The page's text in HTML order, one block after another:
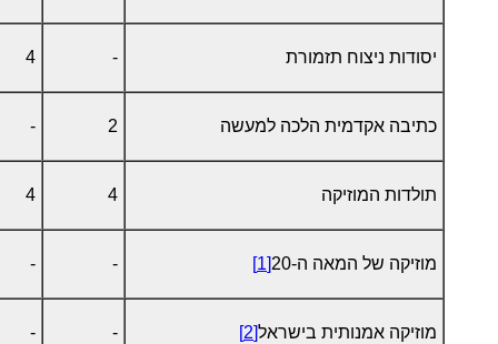
יסודות ניצוח תזמורת -
4
כתיבה אקדמית הלכה למעשה 2
-
תולדות המוזיקה 4
4
מוזיקה של המאה ה-20 [1]
-
-
מוזיקה אמנותית בישראל[2]
-
-